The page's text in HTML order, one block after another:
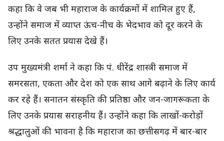
कहा कि वे जब भी महाराज के कार्यक्रमों में शामिल हुए हैं,
उन्होंने समाज में व्याप्त ऊंच-नीच के भेदभाव को दूर करने के
लिए उनके सतत प्रयास देखे हैं।
उप मुख्यमंत्री शर्मा ने कहा कि पं. धीरेंद्र शास्त्री समाज में
समरसता, एकता और देश को एक साथ आगे बढ़ाने के लिए कार्य
कर रहे हैं। सनातन संस्कृति की प्रतिष्ठा और जन-जागरूकता के
लिए उनके प्रयास सराहनीय हैं। उन्होंने कहा कि लाखों-करोड़ों
श्रद्धालुओं की भावना है कि महाराज का छत्तीसगढ़ में बार-बार